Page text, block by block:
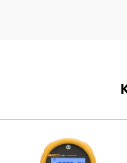
Fluke